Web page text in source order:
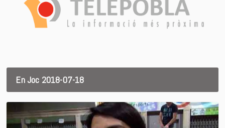
En Joc 2018-07-18